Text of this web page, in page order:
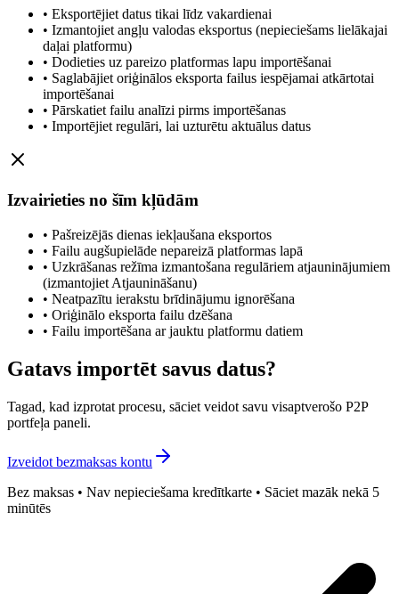
• Eksportējiet datus tikai līdz vakardienai
• Izmantojiet angļu valodas eksportus (nepieciešams lielākajai
daļai platformu)
• Dodieties uz pareizo platformas lapu importēšanai
• Saglabājiet oriģinālos eksporta failus iespējamai atkārtotai
importēšanai
• Pārskatiet failu analīzi pirms importēšanas
• Importējiet regulāri, lai uzturētu aktuālus datus
Izvairieties no šīm kļūdām
• Pašreizējās dienas iekļaušana eksportos
• Failu augšupielāde nepareizā platformas lapā
• Uzkrāšanas režīma izmantošana regulāriem atjauninājumiem
(izmantojiet Atjaunināšanu)
• Neatpazītu ierakstu brīdinājumu ignorēšana
• Oriģinālo eksporta failu dzēšana
• Failu importēšana ar jauktu platformu datiem
Gatavs importēt savus datus?
Tagad, kad izprotat procesu, sāciet veidot savu visaptverošo P2P
portfeļa paneli.
Izveidot bezmaksas kontu
Bez maksas • Nav nepieciešama kredītkarte • Sāciet mazāk nekā 5
minūtēs